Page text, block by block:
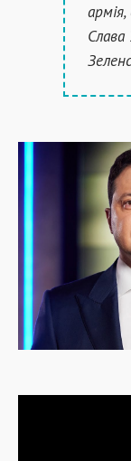
Слава